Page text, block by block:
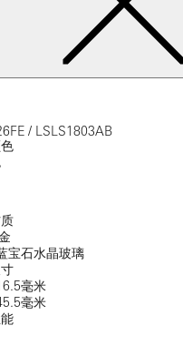
/
LSLS1803AB
宝石水晶玻璃
毫米
毫米